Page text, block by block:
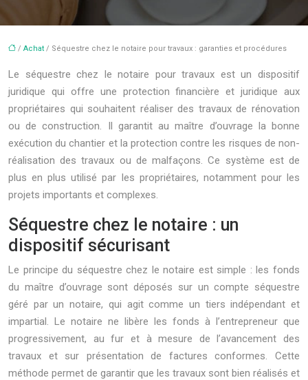
/ Achat / Séquestre chez le notaire pour travaux : garanties et procédures
Le séquestre chez le notaire pour travaux est un dispositif
juridique qui offre une protection financière et juridique aux
propriétaires qui souhaitent réaliser des travaux de rénovation
ou de construction. Il garantit au maître d’ouvrage la bonne
exécution du chantier et la protection contre les risques de non-
réalisation des travaux ou de malfaçons. Ce système est de
plus en plus utilisé par les propriétaires, notamment pour les
projets importants et complexes.
Séquestre chez le notaire : un
dispositif sécurisant
Le principe du séquestre chez le notaire est simple : les fonds
du maître d’ouvrage sont déposés sur un compte séquestre
géré par un notaire, qui agit comme un tiers indépendant et
impartial. Le notaire ne libère les fonds à l’entrepreneur que
progressivement, au fur et à mesure de l’avancement des
travaux et sur présentation de factures conformes. Cette
méthode permet de garantir que les travaux sont bien réalisés et